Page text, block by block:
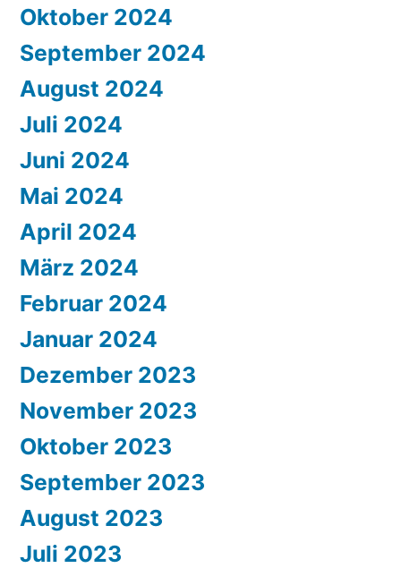
Oktober 2024
September 2024
August 2024
Juli 2024
Juni 2024
Mai 2024
April 2024
März 2024
Februar 2024
Januar 2024
Dezember 2023
November 2023
Oktober 2023
September 2023
August 2023
Juli 2023